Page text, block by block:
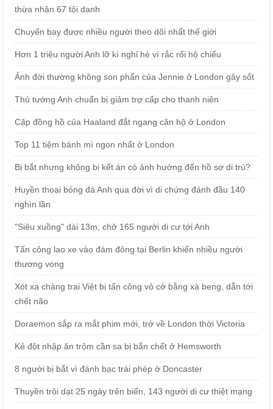
thừa nhận 67 tội danh
Chuyến bay được nhiều người theo dõi nhất thế giới
Hơn 1 triệu người Anh lỡ kì nghỉ hè vì rắc rối hộ chiếu
Ảnh đời thường không son phấn của Jennie ở London gây sốt
Thủ tướng Anh chuẩn bị giảm trợ cấp cho thanh niên
Cặp đồng hồ của Haaland đắt ngang căn hộ ở London
Top 11 tiệm bánh mì ngon nhất ở London
Bị bắt nhưng không bị kết án có ảnh hưởng đến hồ sơ di trú?
Huyền thoại bóng đá Anh qua đời vì di chứng đánh đầu 140
nghìn lần
"Siêu xuồng" dài 13m, chở 165 người di cư tới Anh
Tấn công lao xe vào đám đông tại Berlin khiến nhiều người
thương vong
Xót xa chàng trai Việt bị tấn công vô cớ bằng xà beng, dẫn tới
chết não
Doraemon sắp ra mắt phim mới, trở về London thời Victoria
Kẻ đột nhập ăn trộm cần sa bị bắn chết ở Hemsworth
8 người bị bắt vì đánh bạc trái phép ở Doncaster
Thuyền trôi dạt 25 ngày trên biển, 143 người di cư thiệt mạng